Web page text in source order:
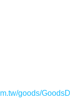
goods/